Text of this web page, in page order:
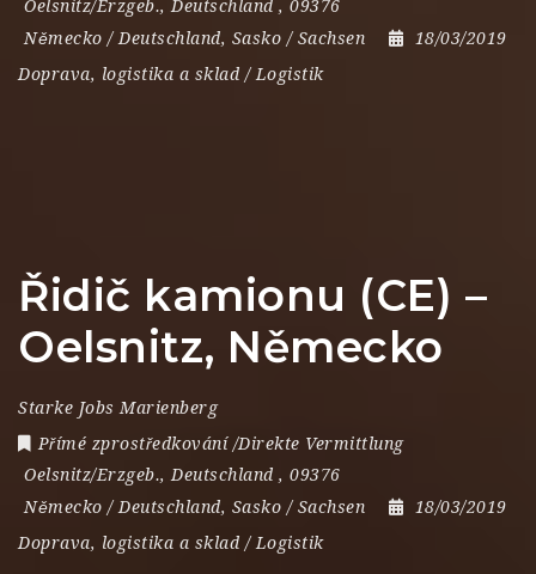
Oelsnitz/Erzgeb., Deutschland , 09376
Německo / Deutschland, Sasko / Sachsen
18/03/2019
Doprava, logistika a sklad / Logistik
Řidič kamionu (CE) –
Oelsnitz, Německo
Starke Jobs Marienberg
Přímé zprostředkování /Direkte Vermittlung
Oelsnitz/Erzgeb., Deutschland , 09376
Německo / Deutschland, Sasko / Sachsen
18/03/2019
Doprava, logistika a sklad / Logistik